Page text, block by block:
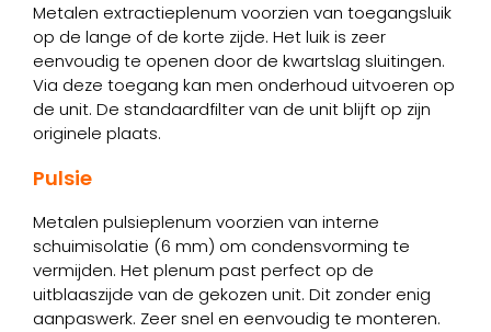
Metalen extractieplenum voorzien van toegangsluik
op de lange of de korte zijde. Het luik is zeer
eenvoudig te openen door de kwartslag sluitingen.
Via deze toegang kan men onderhoud uitvoeren op
de unit. De standaardfilter van de unit blijft op zijn
originele plaats.
Pulsie
Metalen pulsieplenum voorzien van interne
schuimisolatie (6 mm) om condensvorming te
vermijden. Het plenum past perfect op de
uitblaaszijde van de gekozen unit. Dit zonder enig
aanpaswerk. Zeer snel en eenvoudig te monteren.